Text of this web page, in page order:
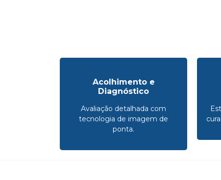
Acolhimento e
Diagnóstico
Avaliação detalhada com
tecnologia de imagem de
ponta.